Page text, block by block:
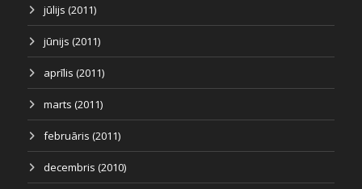
jūlijs (2011)
jūnijs (2011)
aprīlis (2011)
marts (2011)
februāris (2011)
decembris (2010)